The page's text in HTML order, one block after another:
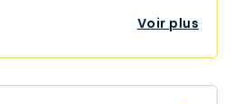
Voir plus